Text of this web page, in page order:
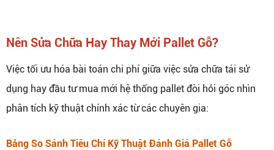
Nên Sửa Chữa Hay Thay Mới Pallet Gỗ?
Việc tối ưu hóa bài toán chi phí giữa việc sửa chữa tái sử
dụng hay đầu tư mua mới hệ thống pallet đòi hỏi góc nhìn
phân tích kỹ thuật chính xác từ các chuyên gia:
Bảng So Sánh Tiêu Chí Kỹ Thuật Đánh Giá Pallet Gỗ